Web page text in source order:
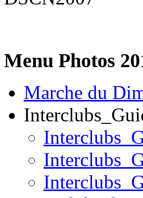
Menu Photos
Marche du